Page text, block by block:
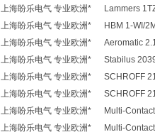
上海盼乐电气 专业欧洲* Lammers
上海盼乐电气 专业欧洲* HBM 1-WI/
上海盼乐电气 专业欧洲* Aeromatic
上海盼乐电气 专业欧洲* Stabilus
上海盼乐电气 专业欧洲* SCHROFF
上海盼乐电气 专业欧洲* SCHROFF
上海盼乐电气 专业欧洲* Multi-
上海盼乐电气 专业欧洲* Multi-